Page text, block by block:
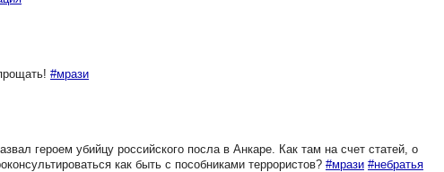
#мрази
героем убийцу российского посла в Анкаре. Как там на счет статей, о
как быть с пособниками террористов? #мрази #небратья